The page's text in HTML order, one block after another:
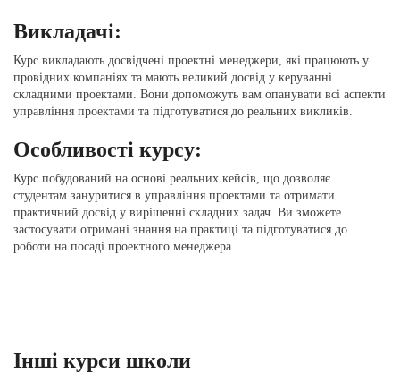
Викладачі:
Курс викладають досвідчені проектні менеджери, які працюють у
провідних компаніях та мають великий досвід у керуванні
складними проектами. Вони допоможуть вам опанувати всі аспекти
управління проектами та підготуватися до реальних викликів.
Особливості курсу:
Курс побудований на основі реальних кейсів, що дозволяє
студентам зануритися в управління проектами та отримати
практичний досвід у вирішенні складних задач. Ви зможете
застосувати отримані знання на практиці та підготуватися до
роботи на посаді проектного менеджера.
Інші курси школи